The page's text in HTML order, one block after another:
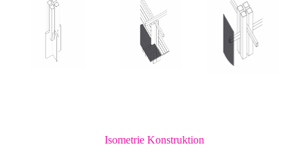
Isometrie Konstruktion